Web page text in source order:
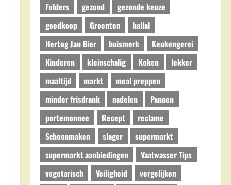
Folders
gezond
gezonde keuze
goedkoop
Groenten
hallal
Hertog Jan Bier
huismerk
Keukengerei
Kinderen
kleinschalig Koken
lekker
maaltijd
markt
meal preppen
minder frisdrank
nadelen
Pannen
portemonnee
Recept
reclame
Schoonmaken
slager
supermarkt
supermarkt aanbiedingen
Vaatwasser Tips
vegetarisch
Veiligheid
vergelijken